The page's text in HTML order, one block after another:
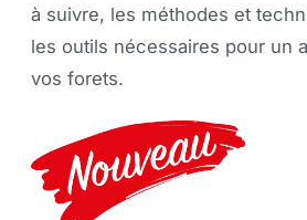
à suivre, les méthodes et
les outils nécessaires pour un
vos forets.